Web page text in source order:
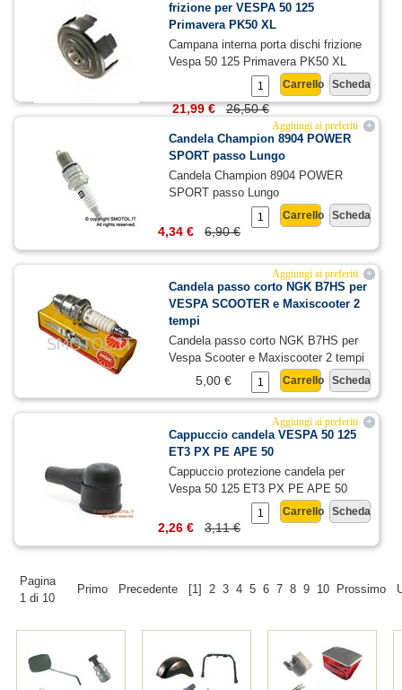
frizione per VESPA 50 125
Primavera PK50 XL
Campana interna porta dischi frizione
Vespa 50 125 Primavera PK50 XL
Scheda
Carrello
26,50 €
21,99 €
+
Aggiungi ai preferiti
Candela Champion 8904 POWER
SPORT passo Lungo
Candela Champion 8904 POWER
SPORT passo Lungo
Scheda
Carrello
6,90 €
4,34 €
+
Aggiungi ai preferiti
Candela passo corto NGK B7HS per
VESPA SCOOTER e Maxiscooter 2
tempi
Candela passo corto NGK B7HS per
Vespa Scooter e Maxiscooter 2 tempi
Scheda
Carrello
5,00 €
+
Aggiungi ai preferiti
Cappuccio candela VESPA 50 125
ET3 PX PE APE 50
Cappuccio protezione candela per
Vespa 50 125 ET3 PX PE APE 50
Scheda
Carrello
3,11 €
2,26 €
Pagina
1 di 10
Primo Precedente [1] 2 3 4 5 6 7 8 9 10 Prossimo